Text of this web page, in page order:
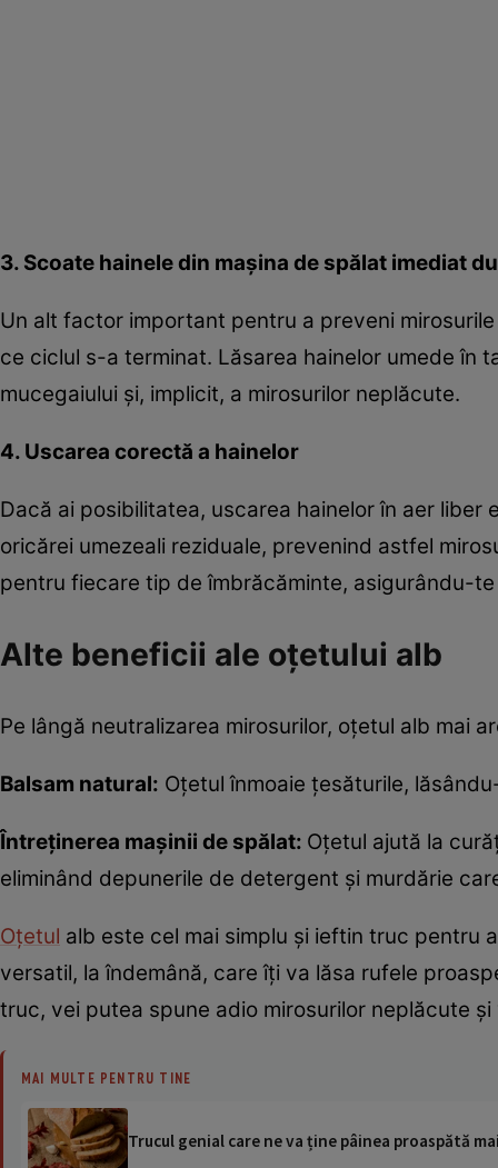
3. Scoate hainele din mașina de spălat imediat
Un alt factor important pentru a preveni
ce ciclul s-a terminat. Lăsarea hainelor umede în
mucegaiului și, implicit, a mirosurilor neplăcute.
4. Uscarea corectă a hainelor
Dacă ai posibilitatea, uscarea hainelor în aer
oricărei umezeali reziduale, prevenind astfel
pentru fiecare tip de îmbrăcăminte, asigurându-
Alte beneficii ale oțetului alb
Pe lângă neutralizarea mirosurilor, oțetul alb mai
Balsam natural: Oțetul înmoaie țesăturile,
Întreținerea mașinii de spălat: Oțetul ajută la
eliminând depunerile de detergent și murdărie
Oțetul alb este cel mai simplu și ieftin truc pentru
versatil, la îndemână, care îți va lăsa rufele
truc, vei putea spune adio mirosurilor neplăcute
MAI MULTE PENTRU TINE
Trucul genial care ne va ține pâinea proaspătă